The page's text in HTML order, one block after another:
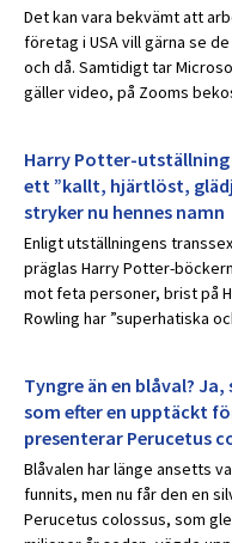
Det kan vara bekvämt att
företag i USA vill gärna se
och då. Samtidigt tar
gäller video, på Zooms
Harry Potter-utställning
ett ”kallt, hjärtlöst,
stryker nu hennes namn
Enligt utställningens
präglas Harry Potter-
mot feta personer, brist på
Rowling har ”superhatiska
Tyngre än en blåval?
som efter en upptäckt
presenterar Perucetus
Blåvalen har länge ansetts
funnits, men nu får den en
Perucetus colossus, som